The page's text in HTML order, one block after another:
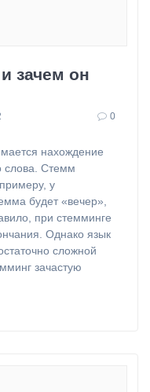
зачем он
0
нахождение
слова. Стемм
у
будет «вечер»,
при стемминге
Однако язык
сложной
зачастую